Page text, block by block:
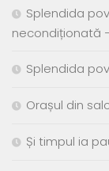
Splendida
necondiționată
Splendida
Orașul din
Și timpul ia